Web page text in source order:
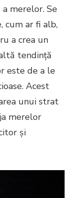
merelor. Se
cum ar fi alb,
a crea un
tendință
este de a le
Acest
unui strat
merelor
și